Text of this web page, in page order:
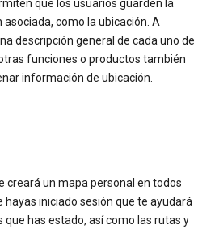
que los usuarios guarden la
como la ubicación. A
descripción general de cada uno de
funciones o productos también
información de ubicación.
creará un mapa personal en todos
hayas iniciado sesión que te ayudará
que has estado, así como las rutas y